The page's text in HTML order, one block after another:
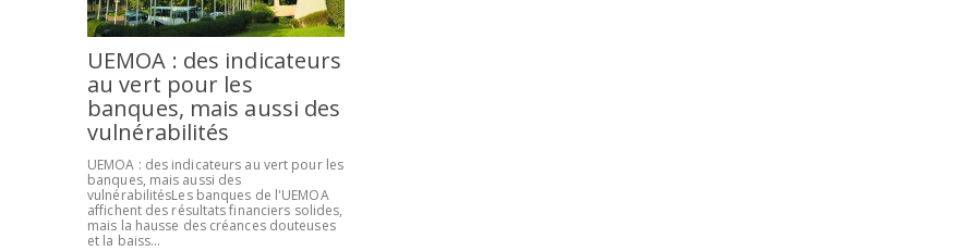
UEMOA : des indicateurs
au vert pour les
banques, mais aussi des
vulnérabilités
UEMOA : des indicateurs au vert pour les
banques, mais aussi des
vulnérabilitésLes banques de l'UEMOA
affichent des résultats financiers solides,
mais la hausse des créances douteuses
et la baiss...